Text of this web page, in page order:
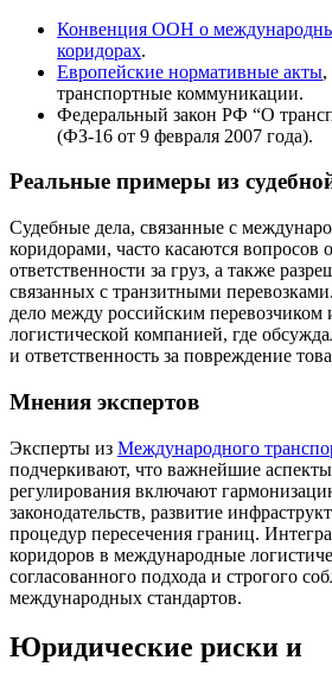
Конвенция ООН о
коридорах.
Европейские нормативные акты,
транспортные коммуникации.
Федеральный закон РФ “О
(ФЗ-16 от 9 февраля 2007 года).
Реальные примеры из
Судебные дела, связанные с
коридорами, часто касаются вопросов
ответственности за груз, а также
связанных с транзитными
дело между российским перевозчиком
логистической компанией, где
и ответственность за повреждение
Мнения экспертов
Эксперты из Международного
подчеркивают, что важнейшие
регулирования включают
законодательств, развитие
процедур пересечения границ.
коридоров в международные
согласованного подхода и строгого
международных стандартов.
Юридические риски и